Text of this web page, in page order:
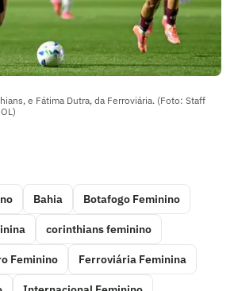
e Fátima Dutra, da Ferroviária. (Foto: Staff
Bahia Botafogo Feminino
corinthians feminino
Feminino Ferroviária Feminina